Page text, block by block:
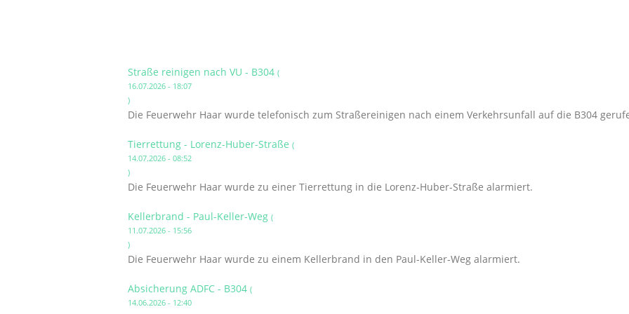
Straße reinigen nach VU - B304 (
16.07.2026 - 18:07
)
Die Feuerwehr Haar wurde telefonisch zum Straßereinigen nach einem Verkehrsunfall auf die B304
Tierrettung - Lorenz-Huber-Straße (
14.07.2026 - 08:52
)
Die Feuerwehr Haar wurde zu einer Tierrettung in die Lorenz-Huber-Straße alarmiert.
Kellerbrand - Paul-Keller-Weg (
11.07.2026 - 15:56
)
Die Feuerwehr Haar wurde zu einem Kellerbrand in den Paul-Keller-Weg alarmiert.
Absicherung ADFC - B304 (
14.06.2026 - 12:40